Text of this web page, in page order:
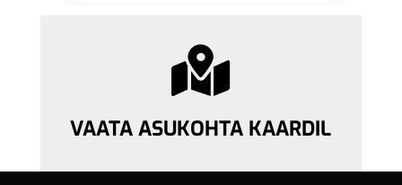
VAATA ASUKOHTA KAARDIL